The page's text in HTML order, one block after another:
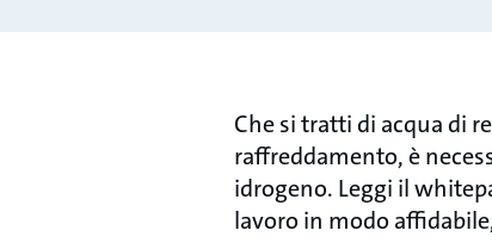
Che si tratti di acqua di
raffreddamento, è
idrogeno. Leggi il
lavoro in modo